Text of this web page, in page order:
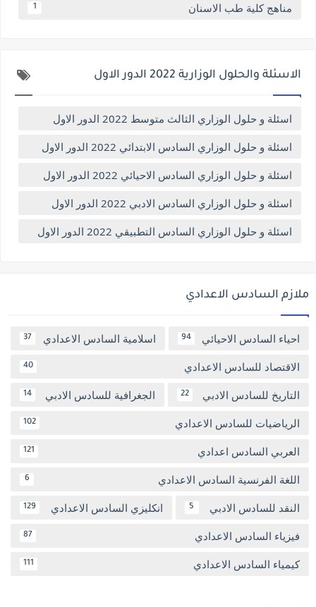
مناهج كلية طب الاسنان 1
الاسئلة والحلول الوزارية 2022 الدور الاول
اسئلة و حلول الوزاري الثالث متوسط 2022 الدور الاول
اسئلة و حلول الوزاري السادس الابتدائي 2022 الدور الاول
اسئلة و حلول الوزاري السادس الاحيائي 2022 الدور الاول
اسئلة و حلول الوزاري السادس الادبي 2022 الدور الاول
اسئلة و حلول الوزاري السادس التطبيقي 2022 الدور الاول
ملازم السادس الاعدادي
احياء السادس الاحيائي 94 اسلامية السادس الاعدادي 37
الاقتصاد للسادس الاعدادي 40
التاريخ للسادس الادبي 22 الجغرافية للسادس الادبي 14
الرياضيات للسادس الاعدادي 102
العربي السادس اعدادي 121
اللغة الفرنسية السادس الاعدادي 6
النقد للسادس الادبي 5 انكليزي السادس الاعدادي 129
فيزياء السادس الاعدادي 87
كيمياء السادس الاعدادي 111